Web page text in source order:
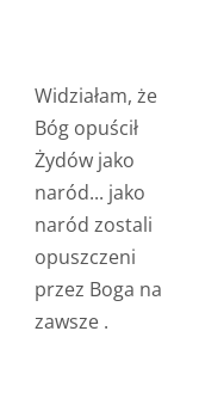
Widziałam, że
Bóg opuścił
Żydów jako
naród... jako
naród zostali
opuszczeni
przez Boga na
zawsze.